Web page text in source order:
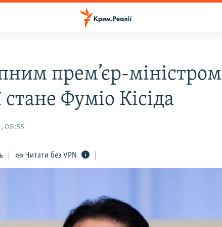
прем’єр-міністром
стане Фуміо Кісіда
08:55
Читати без VPN